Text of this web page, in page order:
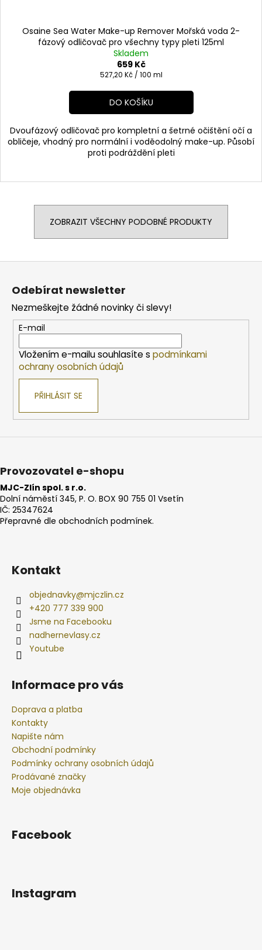
Osaine Sea Water Make-up Remover Mořská voda 2-
fázový odličovač pro všechny typy pleti 125ml
Skladem
659 Kč
Měrná
527,20 Kč / 100 ml
DO KOŠÍKU
Dvoufázový odličovač pro kompletní a šetrné očištění očí a
obličeje, vhodný pro normální i voděodolný make-up. Působí
proti podráždění pleti
ZOBRAZIT VŠECHNY PODOBNÉ PRODUKTY
Z
Odebírat newsletter
Nezmeškejte žádné novinky či slevy!
E-mail
Vložením e-mailu souhlasíte s podmínkami
ochrany osobních údajů
PŘIHLÁSIT SE
Provozovatel e-shopu
MJC-Zlín spol. s r.o.
Dolní náměstí 345, P. O. BOX 90 755 01 Vsetín
IČ: 25347624
Přepravné dle obchodních podmínek.
Kontakt
objednavky@mjczlin.cz
+420 777 339 900
Jsme na Facebooku
nadhernevlasy.cz
Youtube
Informace pro vás
Doprava a platba
Kontakty
Napište nám
Obchodní podmínky
Podmínky ochrany osobních údajů
Prodávané značky
Moje objednávka
Facebook
Instagram